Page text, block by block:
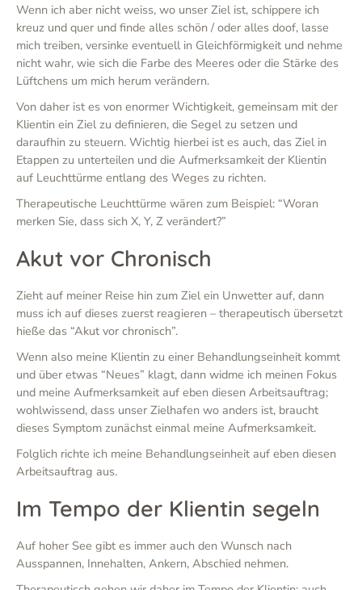
Wenn ich aber nicht weiss, wo unser Ziel ist, schippere ich
kreuz und quer und finde alles schön / oder alles doof, lasse
mich treiben, versinke eventuell in Gleichförmigkeit und nehme
nicht wahr, wie sich die Farbe des Meeres oder die Stärke des
Lüftchens um mich herum verändern.
Von daher ist es von enormer Wichtigkeit, gemeinsam mit der
Klientin ein Ziel zu definieren, die Segel zu setzen und
daraufhin zu steuern. Wichtig hierbei ist es auch, das Ziel in
Etappen zu unterteilen und die Aufmerksamkeit der Klientin
auf Leuchttürme entlang des Weges zu richten.
Therapeutische Leuchttürme wären zum Beispiel: “Woran
merken Sie, dass sich X, Y, Z verändert?”
Akut vor Chronisch
Zieht auf meiner Reise hin zum Ziel ein Unwetter auf, dann
muss ich auf dieses zuerst reagieren – therapeutisch übersetzt
hieße das “Akut vor chronisch”.
Wenn also meine Klientin zu einer Behandlungseinheit kommt
und über etwas “Neues” klagt, dann widme ich meinen Fokus
und meine Aufmerksamkeit auf eben diesen Arbeitsauftrag;
wohlwissend, dass unser Zielhafen wo anders ist, braucht
dieses Symptom zunächst einmal meine Aufmerksamkeit.
Folglich richte ich meine Behandlungseinheit auf eben diesen
Arbeitsauftrag aus.
Im Tempo der Klientin segeln
Auf hoher See gibt es immer auch den Wunsch nach
Ausspannen, Innehalten, Ankern, Abschied nehmen.